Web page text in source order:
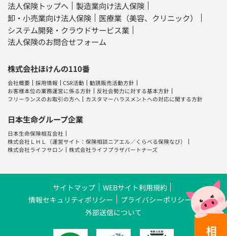
法人保険トップへ
製造業向け法人保険
卸・小売業向け法人保険
医療業（美容、クリニック）
システム開発・クラウドサービス業
法人保険のお問合せフォーム
株式会社ほけんの110番
会社概要 採用情報 CSR活動
勧誘販売活動方針
お客様本位の業務運営に係る方針
反社会勢力に対する基本方針
フリーランスのお取引の方へ
カスタマーハラスメントへの対応に関する方針
日本生命グループ企業
日本生命保険相互会社
株式会社ＬＨＬ （運営サイト：保険相談ニアエル／ くらべる保険なび）
株式会社ライフサロン
株式会社ライフプラザパートナーズ
サイトマップ
WEBサイト利用規約
情報セキュリティポリシー
プライバシーポリシー
外部送信について